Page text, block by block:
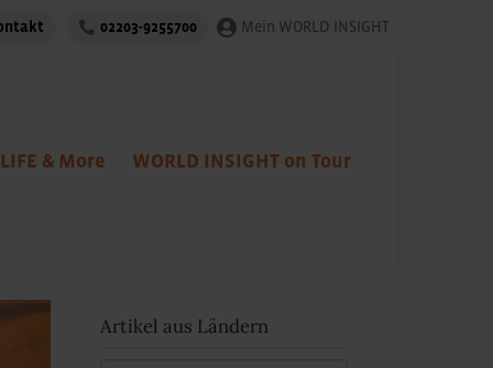
02203-9255700 Mein WORLD INSIGHT
& More WORLD INSIGHT on Tour
Artikel aus Ländern